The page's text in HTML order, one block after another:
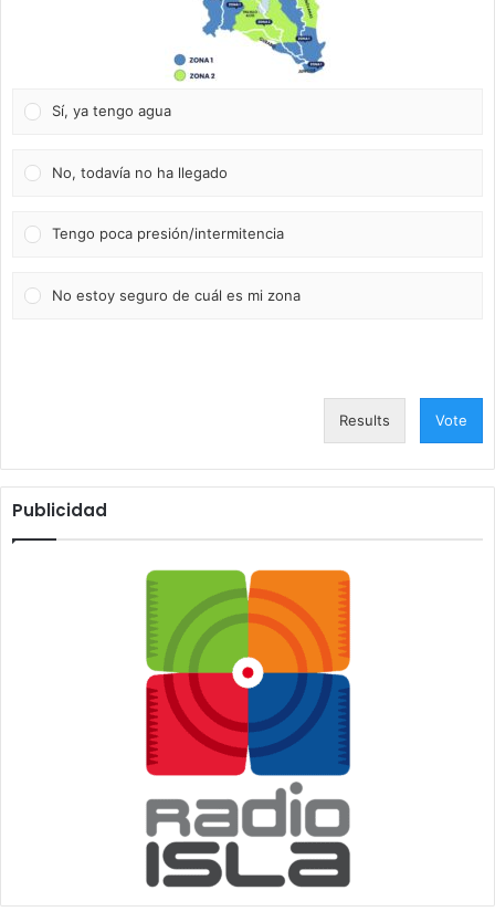
Sí, ya tengo agua
No, todavía no ha llegado
Tengo poca presión/intermitencia
No estoy seguro de cuál es mi zona
Results Vote
Publicidad